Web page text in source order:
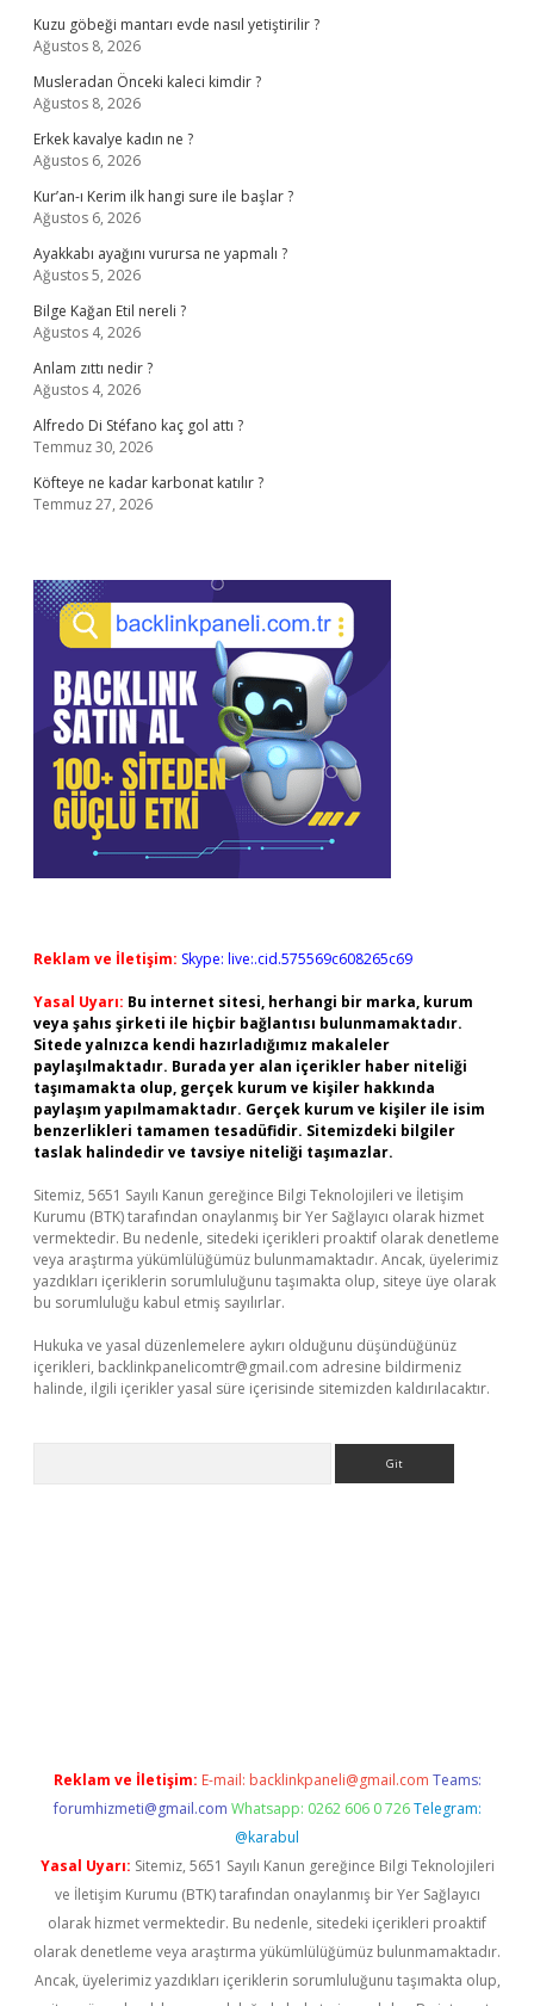
Kuzu göbeği mantarı evde nasıl yetiştirilir ?
Ağustos 8, 2026
Musleradan Önceki kaleci kimdir ?
Ağustos 8, 2026
Erkek kavalye kadın ne ?
Ağustos 6, 2026
Kur’an-ı Kerim ilk hangi sure ile başlar ?
Ağustos 6, 2026
Ayakkabı ayağını vurursa ne yapmalı ?
Ağustos 5, 2026
Bilge Kağan Etil nereli ?
Ağustos 4, 2026
Anlam zıttı nedir ?
Ağustos 4, 2026
Alfredo Di Stéfano kaç gol attı ?
Temmuz 30, 2026
Köfteye ne kadar karbonat katılır ?
Temmuz 27, 2026
Reklam ve İletişim: Skype: live:.cid.575569c608265c69
Yasal Uyarı: Bu internet sitesi, herhangi bir marka, kurum
veya şahıs şirketi ile hiçbir bağlantısı bulunmamaktadır.
Sitede yalnızca kendi hazırladığımız makaleler
paylaşılmaktadır. Burada yer alan içerikler haber niteliği
taşımamakta olup, gerçek kurum ve kişiler hakkında
paylaşım yapılmamaktadır. Gerçek kurum ve kişiler ile isim
benzerlikleri tamamen tesadüfidir. Sitemizdeki bilgiler
taslak halindedir ve tavsiye niteliği taşımazlar.
Sitemiz, 5651 Sayılı Kanun gereğince Bilgi Teknolojileri ve İletişim
Kurumu (BTK) tarafından onaylanmış bir Yer Sağlayıcı olarak hizmet
vermektedir. Bu nedenle, sitedeki içerikleri proaktif olarak denetleme
veya araştırma yükümlülüğümüz bulunmamaktadır. Ancak, üyelerimiz
yazdıkları içeriklerin sorumluluğunu taşımakta olup, siteye üye olarak
bu sorumluluğu kabul etmiş sayılırlar.
Hukuka ve yasal düzenlemelere aykırı olduğunu düşündüğünüz
içerikleri, backlinkpanelicomtr@gmail.com adresine bildirmeniz
halinde, ilgili içerikler yasal süre içerisinde sitemizden kaldırılacaktır.
Reklam ve İletişim: E-mail: backlinkpaneli@gmail.com Teams:
forumhizmeti@gmail.com Whatsapp: 0262 606 0 726 Telegram:
@karabul
Yasal Uyarı: Sitemiz, 5651 Sayılı Kanun gereğince Bilgi Teknolojileri
ve İletişim Kurumu (BTK) tarafından onaylanmış bir Yer Sağlayıcı
olarak hizmet vermektedir. Bu nedenle, sitedeki içerikleri proaktif
olarak denetleme veya araştırma yükümlülüğümüz bulunmamaktadır.
Ancak, üyelerimiz yazdıkları içeriklerin sorumluluğunu taşımakta olup,